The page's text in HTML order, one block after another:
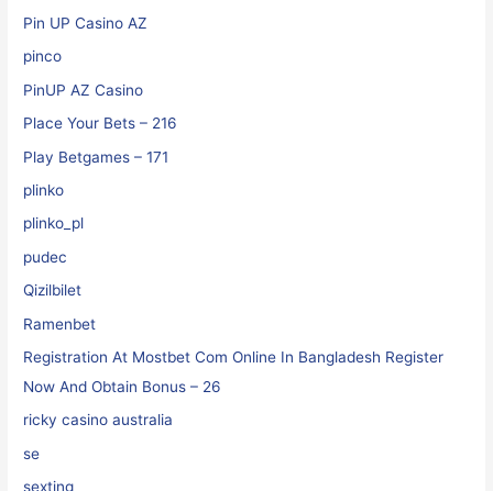
Pin UP Casino AZ
pinco
PinUP AZ Casino
Place Your Bets – 216
Play Betgames – 171
plinko
plinko_pl
pudec
Qizilbilet
Ramenbet
Registration At Mostbet Com Online In Bangladesh Register
Now And Obtain Bonus – 26
ricky casino australia
se
sexting